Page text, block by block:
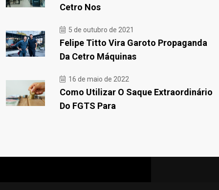
Cetro Nos
5 de outubro de 2021
Felipe Titto Vira Garoto Propaganda
Da Cetro Máquinas
16 de maio de 2022
Como Utilizar O Saque Extraordinário
Do FGTS Para